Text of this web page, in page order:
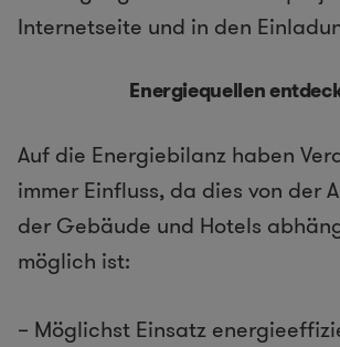
Internetseite und in den
Energiequellen
Auf die Energiebilanz haben
immer Einfluss, da dies von der
der Gebäude und Hotels
möglich ist:
– Möglichst Einsatz